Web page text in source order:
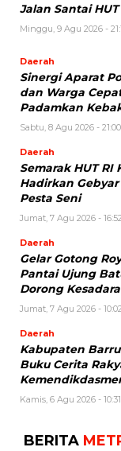
Jalan Santai
Minggu, 9 Agu 2026 -
Daerah
Sinergi Aparat
dan Warga
Padamkan
Sabtu, 8 Agu 2026 -
Daerah
Semarak HUT RI
Hadirkan
Pesta Seni
Jumat, 7 Agu 2026 -
Daerah
Gelar Gotong
Pantai Ujung
Dorong
Jumat, 7 Agu 2026 -
Daerah
Kabupaten
Buku Cerita
Kamis, 6 Agu 2026 -
BERITA